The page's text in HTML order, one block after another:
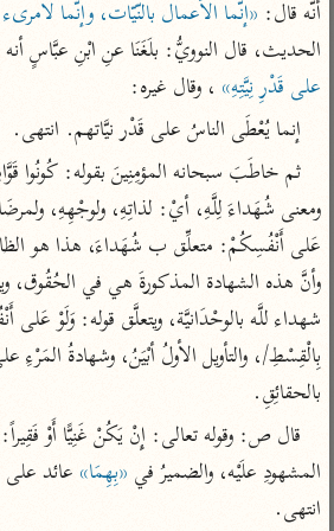
جمع الأقوال
تفسير ابن الجوزي
تفسير الماوردي
منتقاة
تفسير ابن القيم
تفسير ابن تيمية
عامّة
تفسير السمعاني
تفسير مكّي
محاسن التأويل
للقاسمي
تفسير الثعالبي
تفسير الرازي
أخرى
أضواء البيان
نظم الدرر للبقاعي
لغة وبلاغة
التحرير والتنوير
المحرر الوجيز لابن
البحر المحيط لأبي
حيان
أنّه قال: «إنّما الأعمال بالنّيّات، وإنّما
الحديث، قال النوويُّ: بلَغَنَا عنِ ابْنِ عبَّاسٍ
على قَدْرِ نِيَّتِهِ» ، وقال غيره:
إنما يُعْطَى الناسُ على قَدْر نيَّاتهم. انتهى.
بالحقائِقِ.
قال ص: وقوله تعالى: إِنْ يَكُنْ غَنِيًّا أَوْ
المشهودِ علَيْه، والضميرُ في «بِهِمَا»
انتهى.